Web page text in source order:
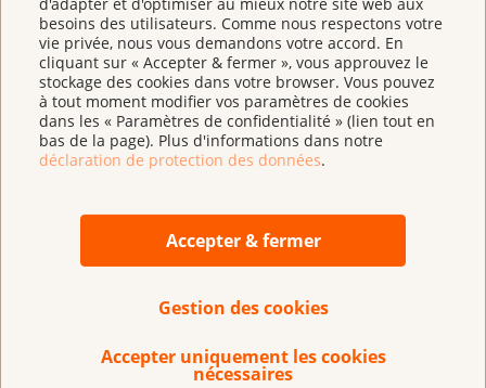
besoins des utilisateurs. Comme nous respectons votre
vie privée, nous vous demandons votre accord. En
cliquant sur « Accepter & fermer », vous approuvez le
stockage des cookies dans votre browser. Vous pouvez
à tout moment modifier vos paramètres de cookies
dans les « Paramètres de confidentialité » (lien tout en
bas de la page). Plus d'informations dans notre
déclaration de protection des données.
Accepter & fermer
Gestion des cookies
Accepter uniquement les cookies
nécessaires
entre elles.
Le plan de traitement peut varier fortement
suivant le cas. Demandez des explications à
votre équipe soignante.
La boutique vous propose de nombreuses
brochures et fiches d’information sur différents
thèmes en rapport avec le cancer.
Vidéos :
Diagnostic de cancer : que faire ?